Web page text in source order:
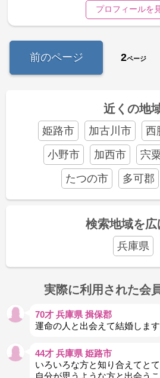
プロフィールを
前のページ 2ページ
近くの地
姫路市 加古川市 西
小野市
加西市 宍
たつの市
多可郡
検索地域を広
兵庫県
実際に利用された会
70才 兵庫県 揖保郡
運命の人と出会えて結婚します
44才 兵庫県 姫路市
いろいろな方と知り合えてとて
自分が思うような方と出会う